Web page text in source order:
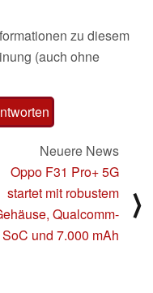
zu diesem
(auch ohne
Neuere News
Oppo F31 Pro+ 5G
startet mit robustem
Qualcomm-
SoC und 7.000 mAh
⟩